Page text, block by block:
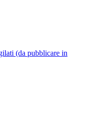
(da pubblicare in